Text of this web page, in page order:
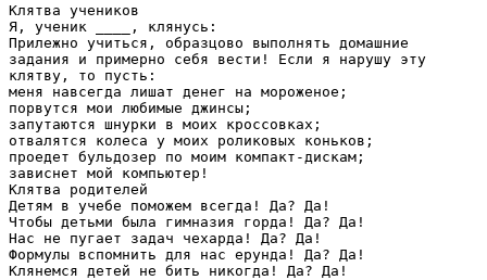
Клятва учеников
Я, ученик ____, клянусь:
Прилежно учиться, образцово выполнять домашние
задания и примерно себя вести! Если я нарушу эту
клятву, то пусть:
меня навсегда лишат денег на мороженое;
порвутся мои любимые джинсы;
запутаются шнурки в моих кроссовках;
отвалятся колеса у моих роликовых коньков;
проедет бульдозер по моим компакт-дискам;
зависнет мой компьютер!
Клятва родителей
Детям в учебе поможем всегда! Да? Да!
Чтобы детьми была гимназия горда! Да? Да!
Нас не пугает задач чехарда! Да? Да!
Формулы вспомнить для нас ерунда! Да? Да!
Клянемся детей не бить никогда! Да? Да!